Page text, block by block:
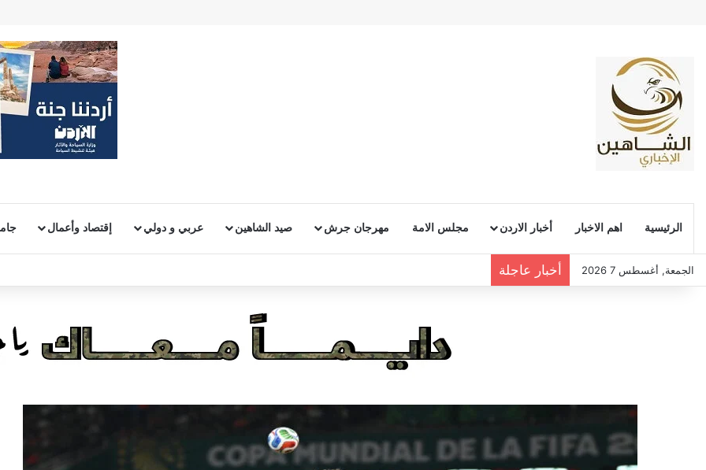
الرئيسية اهم الاخبار أخبار الاردن مجلس الامة مهرجان جرش صيد الشاهين عربي و دولي إقتصاد وأعمال
الجمعة, أغسطس 7 2026 أخبار عاجلة